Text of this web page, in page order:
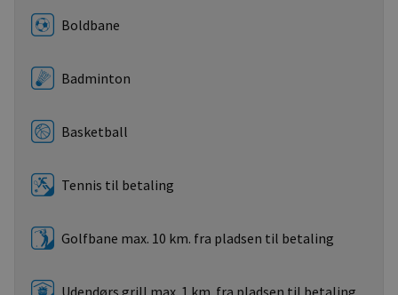
Boldbane
Badminton
Basketball
Tennis til betaling
Golfbane max. 10 km. fra pladsen til betaling
Udendørs grill max. 1 km. fra pladsen til betaling